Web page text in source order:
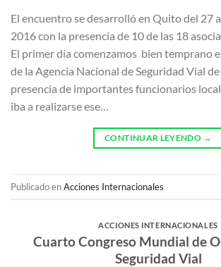
El encuentro se desarrolló en Quito del 27
2016 con la presencia de 10 de las 18
El primer día comenzamos bien temprano
de la Agencia Nacional de Seguridad Vial
presencia de importantes funcionarios
iba a realizarse ese…
CONTINUAR LEYENDO →
Publicado enAcciones Internacionales
ACCIONES INTERNACIONALES
Cuarto Congreso Mundial de
Seguridad Vial